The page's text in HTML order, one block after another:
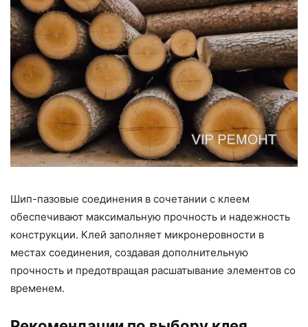
Шип-пазовые соединения в сочетании с клеем
обеспечивают максимальную прочность и надежность
конструкции. Клей заполняет микронеровности в
местах соединения, создавая дополнительную
прочность и предотвращая расшатывание элементов со
временем.